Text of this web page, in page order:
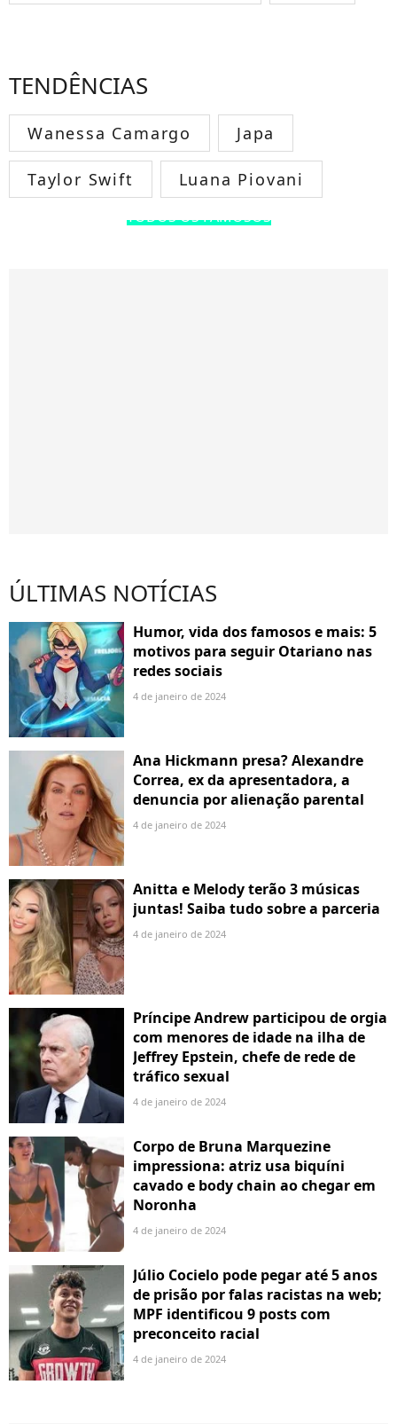
TENDÊNCIAS
Wanessa Camargo Japa
Taylor Swift Luana Piovani
TODOS OS FAMOSOS
ÚLTIMAS NOTÍCIAS
Humor, vida dos famosos e mais: 5
motivos para seguir Otariano nas
redes sociais
4 de janeiro de 2024
Ana Hickmann presa? Alexandre
Correa, ex da apresentadora, a
denuncia por alienação parental
4 de janeiro de 2024
Anitta e Melody terão 3 músicas
juntas! Saiba tudo sobre a parceria
4 de janeiro de 2024
Príncipe Andrew participou de orgia
com menores de idade na ilha de
Jeffrey Epstein, chefe de rede de
tráfico sexual
4 de janeiro de 2024
Corpo de Bruna Marquezine
impressiona: atriz usa biquíni
cavado e body chain ao chegar em
Noronha
4 de janeiro de 2024
Júlio Cocielo pode pegar até 5 anos
de prisão por falas racistas na web;
MPF identificou 9 posts com
preconceito racial
4 de janeiro de 2024